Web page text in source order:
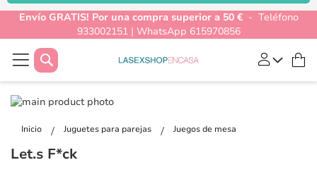
Envío GRATIS! Por una compra superior a 50 €- Teléfono
933002151 | WhatsApp 615970856
Buscar
Inicio Juguetes para parejas Juegos de mesa
Saltar
final
la
de
Let.s F*ck